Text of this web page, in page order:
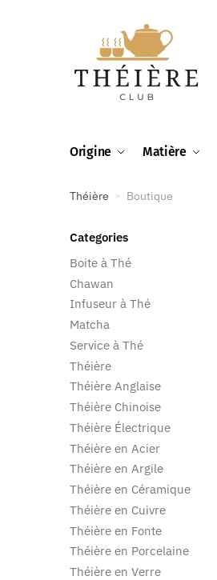
Origine Matière
Théière » Boutique
Categories
Boite à Thé
Chawan
Infuseur à Thé
Matcha
Service à Thé
Théière
Théière Anglaise
Théière Chinoise
Théière Électrique
Théière en Acier
Théière en Argile
Théière en Céramique
Théière en Cuivre
Théière en Fonte
Théière en Porcelaine
Théière en Verre